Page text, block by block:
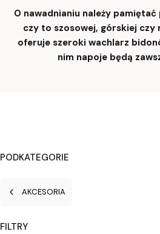
O nawadnianiu należy
czy to szosowej, górskiej czy
oferuje szeroki wachlarz
nim napoje będą
PODKATEGORIE
AKCESORIA
FILTRY